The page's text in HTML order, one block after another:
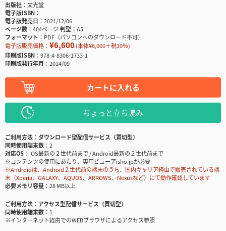
出版社
文光堂
電子版ISBN
電子版発売日
2021/12/06
ページ数
404ページ判型
A5
フォーマット
PDF（パソコンへのダウンロード不可）
電子版販売価格： ¥6,600(本体¥6,000＋税10％)
印刷版ISBN
978-4-8306-1733-1
印刷版発行年月
2014/09
カートに入れる
ちょっと立ち読み
ご利用方法
ダウンロード型配信サービス（買切型）
同時使用端末数
2
対応OS
iOS最新の２世代前まで / Android最新の２世代前まで
※コンテンツの使用にあたり、専用ビューアisho.jpが必要
※Androidは、Android２世代前の端末のうち、国内キャリア経由で販売されている端
末（Xperia、GALAXY、AQUOS、ARROWS、Nexusなど）にて動作確認しています
必要メモリ容量
28 MB以上
ご利用方法
アクセス型配信サービス（買切型）
同時使用端末数
1
※インターネット経由でのWEBブラウザによるアクセス参照